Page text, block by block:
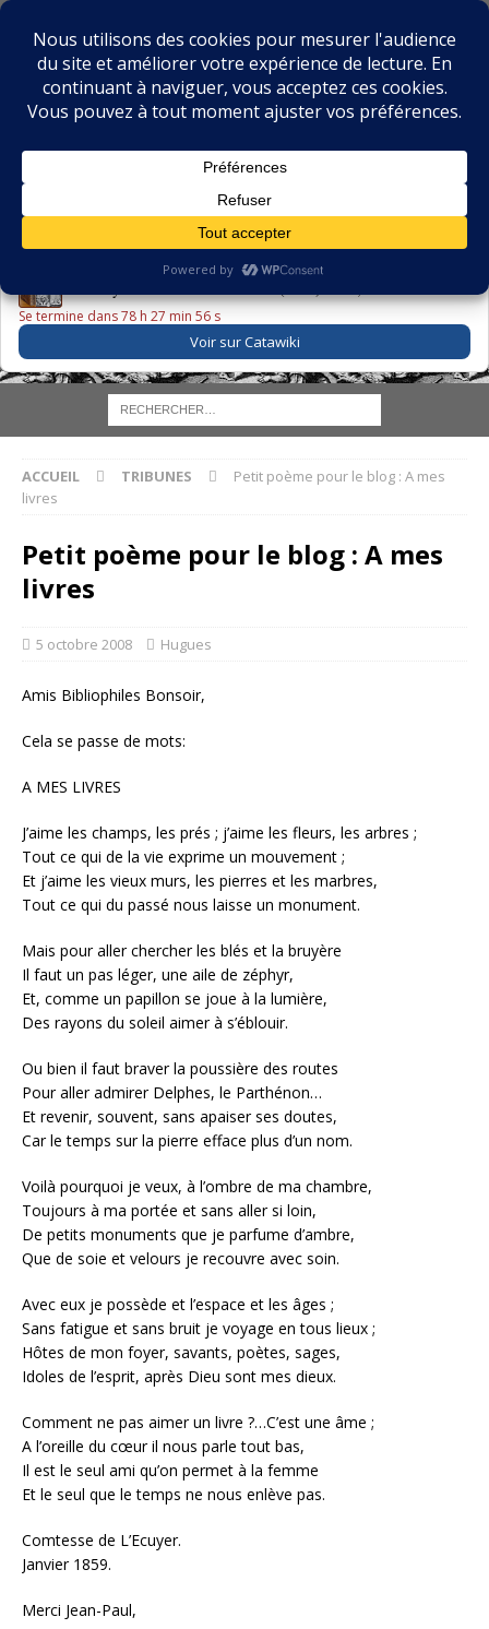
BIBLIOPHILIE.COM
LE BLOG DU BIBLIOPHILE, DES BIBLIOPHILES, DE LA
LE LIVRE DU JOUR
Se termine dans 78 h 27 min 55 s
Voir sur Catawiki
ACCUEIL TRIBUNES
Petit poème pour le blog : A mes
livres
Petit poème pour le blog : A mes
livres
5 octobre 2008 Hugues
Amis Bibliophiles Bonsoir,
Cela se passe de mots:
A MES LIVRES
J’aime les champs, les prés ; j’aime les fleurs, les arbres ;
Tout ce qui de la vie exprime un mouvement ;
Et j’aime les vieux murs, les pierres et les marbres,
Tout ce qui du passé nous laisse un monument.
Mais pour aller chercher les blés et la bruyère
Il faut un pas léger, une aile de zéphyr,
Et, comme un papillon se joue à la lumière,
Des rayons du soleil aimer à s’éblouir.
Ou bien il faut braver la poussière des routes
Pour aller admirer Delphes, le Parthénon…
Et revenir, souvent, sans apaiser ses doutes,
Car le temps sur la pierre efface plus d’un nom.
Voilà pourquoi je veux, à l’ombre de ma chambre,
Toujours à ma portée et sans aller si loin,
De petits monuments que je parfume d’ambre,
Que de soie et velours je recouvre avec soin.
Avec eux je possède et l’espace et les âges ;
Sans fatigue et sans bruit je voyage en tous lieux ;
Hôtes de mon foyer, savants, poètes, sages,
Idoles de l’esprit, après Dieu sont mes dieux.
Comment ne pas aimer un livre ?…C’est une âme ;
A l’oreille du cœur il nous parle tout bas,
Il est le seul ami qu’on permet à la femme
Et le seul que le temps ne nous enlève pas.
Comtesse de L’Ecuyer.
Janvier 1859.
Merci Jean-Paul,